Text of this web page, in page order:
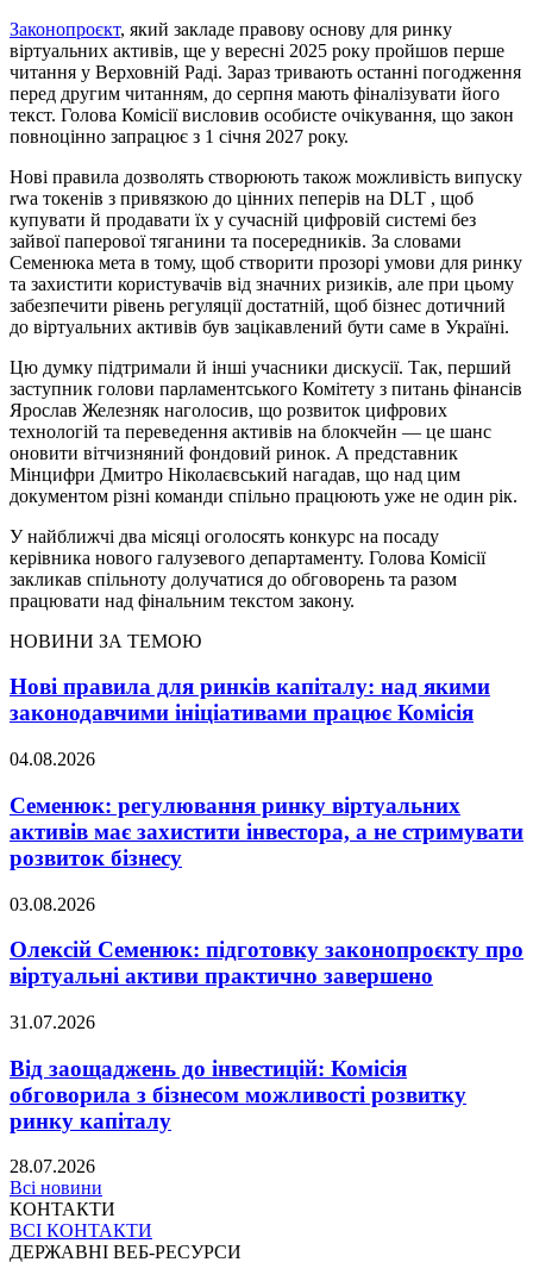
Законопроєкт, який закладе правову основу для ринку
віртуальних активів, ще у вересні 2025 року пройшов перше
читання у Верховній Раді. Зараз тривають останні погодження
перед другим читанням, до серпня мають фіналізувати його
текст. Голова Комісії висловив особисте очікування, що закон
повноцінно запрацює з 1 січня 2027 року.
Нові правила дозволять створюють також можливість випуску
rwa токенів з привязкою до цінних пеперів на DLT , щоб
купувати й продавати їх у сучасній цифровій системі без
зайвої паперової тяганини та посередників. За словами
Семенюка мета в тому, щоб створити прозорі умови для ринку
та захистити користувачів від значних ризиків, але при цьому
забезпечити рівень регуляції достатній, щоб бізнес дотичний
до віртуальних активів був зацікавлений бути саме в Україні.
Цю думку підтримали й інші учасники дискусії. Так, перший
заступник голови парламентського Комітету з питань фінансів
Ярослав Железняк наголосив, що розвиток цифрових
технологій та переведення активів на блокчейн — це шанс
оновити вітчизняний фондовий ринок. А представник
Мінцифри Дмитро Ніколаєвський нагадав, що над цим
документом різні команди спільно працюють уже не один рік.
У найближчі два місяці оголосять конкурс на посаду
керівника нового галузевого департаменту. Голова Комісії
закликав спільноту долучатися до обговорень та разом
працювати над фінальним текстом закону.
НОВИНИ ЗА ТЕМОЮ
Нові правила для ринків капіталу: над якими
законодавчими ініціативами працює Комісія
04.08.2026
Семенюк: регулювання ринку віртуальних
активів має захистити інвестора, а не стримувати
розвиток бізнесу
03.08.2026
Олексій Семенюк: підготовку законопроєкту про
віртуальні активи практично завершено
31.07.2026
Від заощаджень до інвестицій: Комісія
обговорила з бізнесом можливості розвитку
ринку капіталу
28.07.2026
Всі новини
КОНТАКТИ
ВСІ КОНТАКТИ
ДЕРЖАВНІ ВЕБ-РЕСУРСИ